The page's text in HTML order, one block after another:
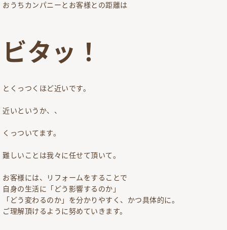
おうちカンパニーとお客様との距離は
ビタッ！
とくっつくほど近いです。
近いというか、、
くっついてます。
難しいことは我々に任せて頂いて。
お客様には、リフォームをすることで
自身の生活に「どう影響するのか」
「どう変わるのか」を分かりやすく、かつ具体的に。
ご理解頂けるように努めていきます。